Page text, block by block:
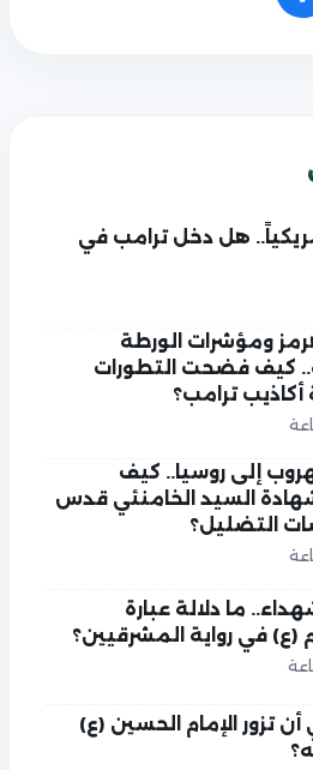
هل دخل ترامب في
ومؤشرات الورطة
كيف فضحت التطورات
أكاذيب ترامب؟
إلى روسيا.. كيف
السيد الخامنئي قدس
التضليل؟
ما دلالة عبارة
(ع) في رواية المشرقيين؟
أن تزور الإمام الحسين (ع)